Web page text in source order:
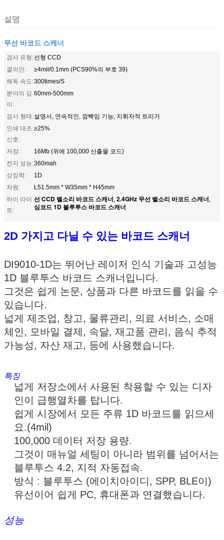
설명
무선 바코드 스캐너
검사 유형:선형 CCD
결의안:
≥4mil/0.1mm (PCS90%의 부호 39)
해독 속도:300times/S
분야의 깊
이:
60mm-500mm
검사 형태:설명서, 연속적인, 깜빡임 기능, 지휘자적 트리거
인쇄 대조
신호:
≥25%
저장:
16Mb (위에 100,000 산출물 코드)
전지 성능:360mah
상징학:
1D
차원:
L51.5mm * W35mm * H45mm
하이 라이
트:
선 CCD 벨소리 바코드 스캐너, 2.4GHz 무선 벨소리 바코드 스캐너,
심코드 1D 블루투스 바코드 스캐너
2D 가지고 다닐 수 있는 바코드 스캐너
DI9010-1D는 뛰어난 레이저 인식 기술과 고성능
1D 블루투스 바코드 스캐너입니다.
그것은 쉽게 논문, 상품과 다른 바코드를 읽을 수
있습니다.
넓게 제조업, 창고, 물류관리, 의료 서비스, 소매
체인, 모바일 결제, 속달, 재고품 관리, 음식 추적
가능성, 자산 재고, 등에 사용했습니다.
특징
넓게 저장소에서 사용된 착용할 수 있는 디자
인이 급행열차를 탑니다.
쉽게 시장에서 모든 주류 1D 바코드를 읽으세
요.(4mil)
100,000 데이터 저장 용량.
그것이 매뉴얼 세팅이 아니라 범위를 넘어서는
블루투스 4.2, 지적 자동접속.
방식 : 블루투스 (에이치아이디, SPP, BLE이)
유선이어 쉽게 PC, 휴대폰과 연결했습니다.
성능